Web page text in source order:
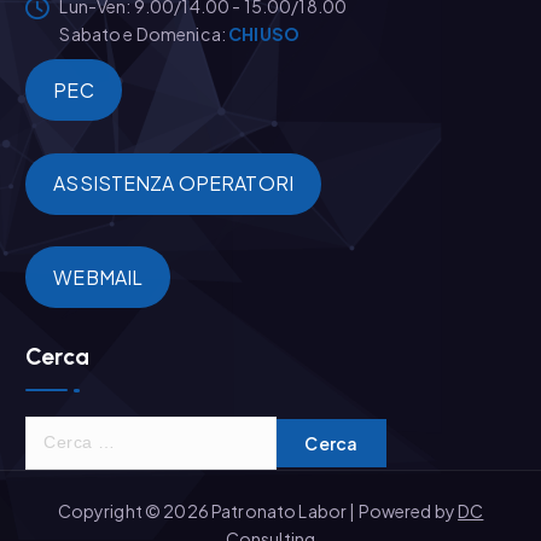
t
i
c
o
l
i
Lun-Ven: 9.00/14.00 - 15.00/18.00
Sabato e Domenica: CHIUSO
PEC
ASSISTENZA OPERATORI
WEBMAIL
Cerca
Copyright © 2026 Patronato Labor | Powered byDC